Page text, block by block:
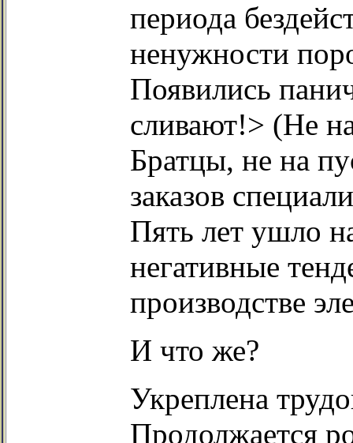
периода
ненужности
Появились
сливают!> (Не
Братцы, не на
заказов
Пять лет ушло
негативные
производстве
И что же?
Укреплена
Продолжается